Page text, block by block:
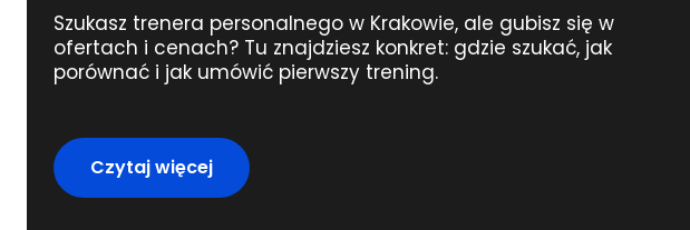
Szukasz trenera personalnego w Krakowie, ale gubisz się w
ofertach i cenach? Tu znajdziesz konkret: gdzie szukać, jak
porównać i jak umówić pierwszy trening.
Czytaj więcej